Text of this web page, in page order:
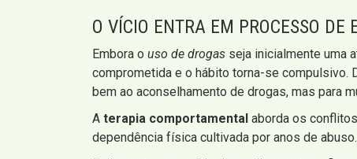
O VÍCIO ENTRA EM PROCESSO
Embora o uso de drogas seja inicialmente uma
comprometida e o hábito torna-se compulsivo.
bem ao aconselhamento de drogas, mas para
A terapia comportamental aborda os
dependência física cultivada por anos de abuso.